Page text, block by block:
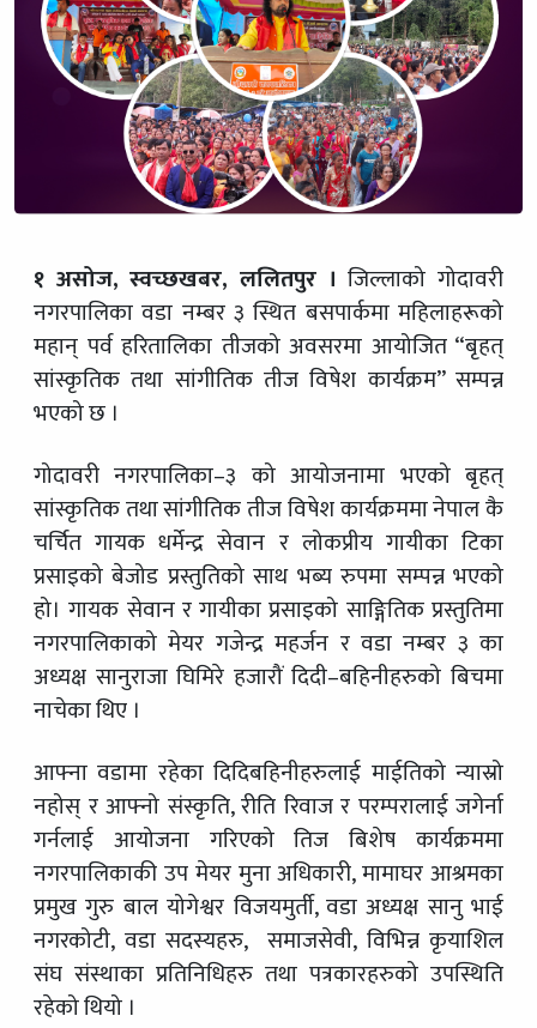
१ असोज, स्वच्छखबर, ललितपुर । जिल्लाको गोदावरी
नगरपालिका वडा नम्बर ३ स्थित बसपार्कमा महिलाहरूको
महान् पर्व हरितालिका तीजको अवसरमा आयोजित “बृहत्
सांस्कृतिक तथा सांगीतिक तीज विषेश कार्यक्रम” सम्पन्न
भएको छ ।
गोदावरी नगरपालिका–३ को आयोजनामा भएको बृहत्
सांस्कृतिक तथा सांगीतिक तीज विषेश कार्यक्रममा नेपाल कै
चर्चित गायक धर्मेन्द्र सेवान र लोकप्रीय गायीका टिका
प्रसाइको बेजोड प्रस्तुतिको साथ भब्य रुपमा सम्पन्न भएको
हो। गायक सेवान र गायीका प्रसाइको साङ्गितिक प्रस्तुतिमा
नगरपालिकाको मेयर गजेन्द्र महर्जन र वडा नम्बर ३ का
अध्यक्ष सानुराजा घिमिरे हजारौं दिदी–बहिनीहरुको बिचमा
नाचेका थिए ।
आफ्ना वडामा रहेका दिदिबहिनीहरुलाई माईतिको न्यास्रो
नहोस् र आफ्नो संस्कृति, रीति रिवाज र परम्परालाई जगेर्ना
गर्नलाई आयोजना गरिएको तिज बिशेष कार्यक्रममा
नगरपालिकाकी उप मेयर मुना अधिकारी, मामाघर आश्रमका
प्रमुख गुरु बाल योगेश्वर विजयमुर्ती, वडा अध्यक्ष सानु भाई
नगरकोटी, वडा सदस्यहरु, समाजसेवी, विभिन्न कृयाशिल
संघ संस्थाका प्रतिनिधिहरु तथा पत्रकारहरुको उपस्थिति
रहेको थियो ।